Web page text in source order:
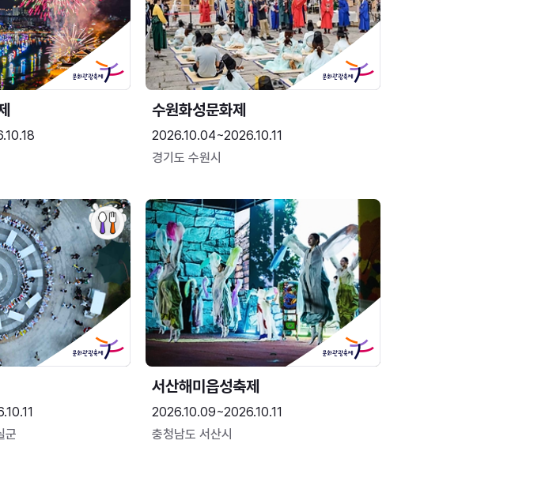
수원화성문화제
2026.10.04~2026.10.11
경기도 수원시
군
서산해미읍성축제
2026.10.09~2026.10.11
충청남도 서산시